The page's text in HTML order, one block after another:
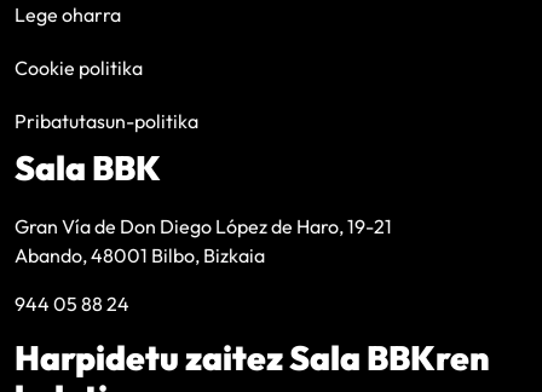
Lege oharra
Cookie politika
Pribatutasun-politika
Sala BBK
Gran Vía de Don Diego López de Haro, 19-21
Abando, 48001 Bilbo, Bizkaia
944 05 88 24
Harpidetu zaitez Sala BBKren